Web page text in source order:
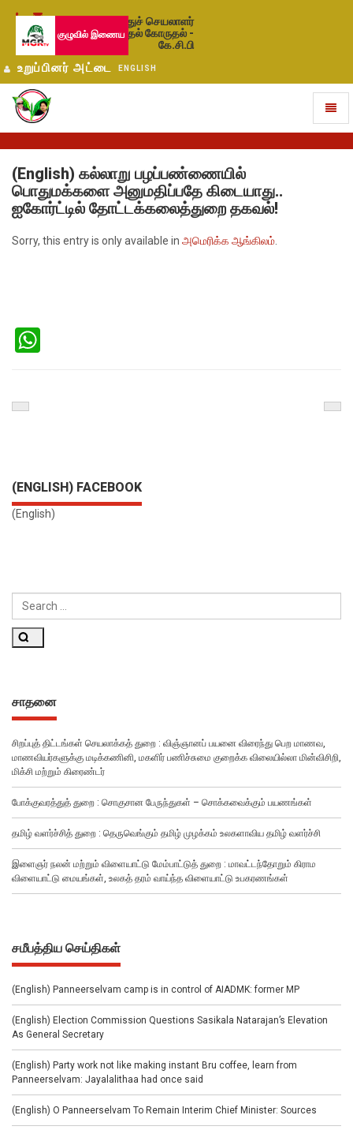
பொதுச் செயலாளர்
தேர்தல் கோருதல் -
கே.சி.பி
உறுப்பினர் அட்டை ENGLISH
(English) கல்லாறு பழப்பண்ணையில்
பொதுமக்களை அனுமதிப்பதே கிடையாது..
ஐகோர்ட்டில் தோட்டக்கலைத்துறை தகவல்!
Sorry, this entry is only available in அமெரிக்க ஆங்கிலம்
Previous
(ENGLISH) FACEBOOK
(English)
சாதனை
சிறப்புத் திட்டங்கள் செயலாக்கத் துறை : விஞ்ஞானப் பயனை விரைந்து பெற மாணவ,
மாணவியர்களுக்கு மடிக்கணினி, மகளிர் பணிச்சுமை குறைக்க விலையில்லா மின்விசிறி,
மிக்சி மற்றும் கிரைண்டர்
போக்குவரத்துத் துறை : சொகுசான பேருந்துகள் – சொக்கவைக்கும் பயணங்கள்
தமிழ் வளர்ச்சித் துறை : தெருவெங்கும் தமிழ் முழக்கம் உலகளாவிய தமிழ் வளர்ச்சி
இளைஞர் நலன் மற்றும் விளையாட்டு மேம்பாட்டுத் துறை : மாவட்டந்தோறும் கிராம
விளையாட்டு மையங்கள், உலகத் தரம் வாய்ந்த விளையாட்டு உபகரணங்கள்
சமீபத்திய செய்திகள்
(English) Panneerselvam camp is in control of AIADMK: former MP
(English) Election Commission Questions Sasikala Natarajan’s Elevation
As General Secretary
(English) Party work not like making instant Bru coffee, learn from
Panneerselvam: Jayalalithaa had once said
(English) O Panneerselvam To Remain Interim Chief Minister: Sources
குழுவில் இணைய